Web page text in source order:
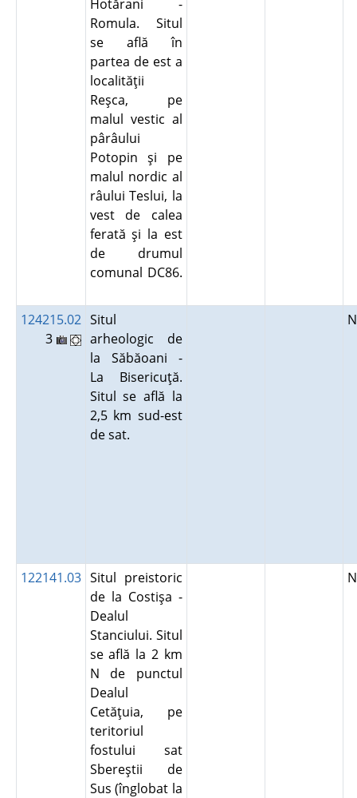
Hotărani -
Romula. Situl
se află în
partea de est a
localităţii
Reşca, pe
malul vestic al
pârâului
Potopin şi pe
malul nordic al
râului Teslui, la
vest de calea
ferată şi la est
de drumul
comunal DC86.
124215.02
3
Situl
arheologic de
la Săbăoani -
La Bisericuţă.
Situl se află la
2,5 km sud-est
de sat.
122141.03 Situl preistoric
de la Costişa -
Dealul
Stanciului. Situl
se află la 2 km
N de punctul
Dealul
Cetăţuia, pe
teritoriul
fostului sat
Sbereştii de
Sus (înglobat la